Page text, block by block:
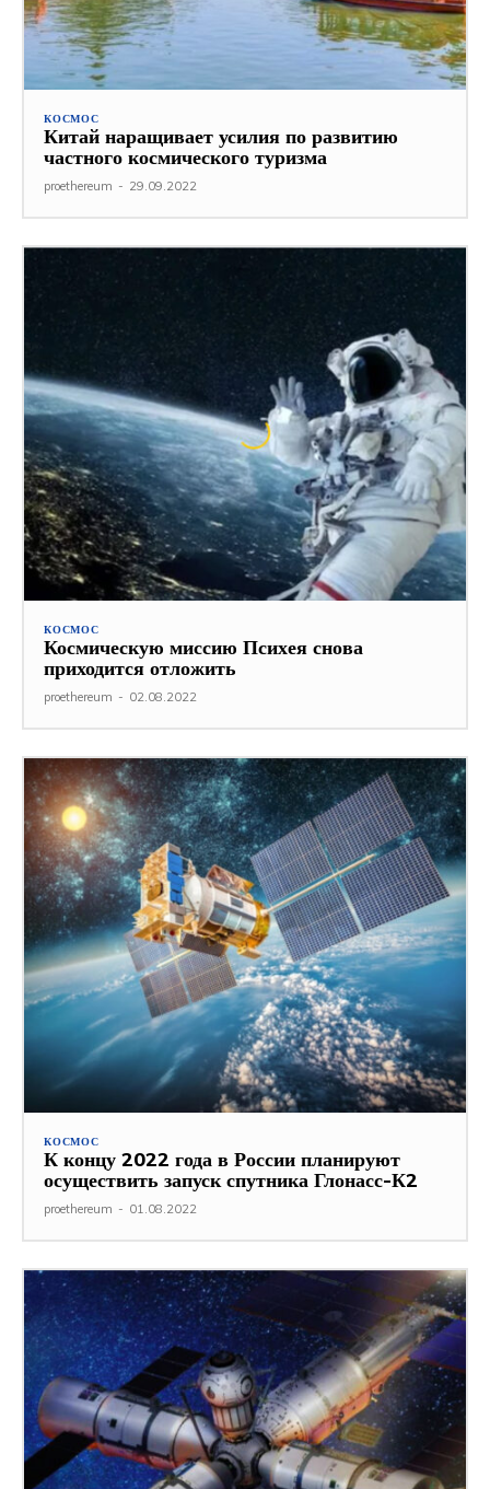
КОСМОС
Китай наращивает усилия по развитию
частного космического туризма
proethereum - 29.09.2022
КОСМОС
Космическую миссию Психея снова
приходится отложить
proethereum - 02.08.2022
КОСМОС
К концу 2022 года в России планируют
осуществить запуск спутника Глонасс-К2
proethereum - 01.08.2022